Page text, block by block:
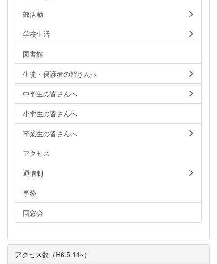
部活動
学校生活
図書館
生徒・保護者の皆さんへ
中学生の皆さんへ
小学生の皆さんへ
卒業生の皆さんへ
アクセス
通信制
事務
同窓会
アクセス数（R6.5.14~）